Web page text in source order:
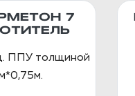
7
ППУ толщиной